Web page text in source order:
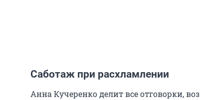
Саботаж при расхламлении
Анна Кучеренко делит все отговорки,